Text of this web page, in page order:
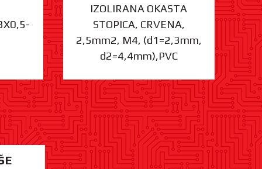
IZOLIRANA OKASTA
STOPICA, CRVENA,
2,5mm2, M4, (d1=2,3mm,
d2=4,4mm),PVC